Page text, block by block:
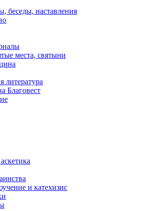
беседы, наставления
места, святыни
литература
Благовест
и катехизис